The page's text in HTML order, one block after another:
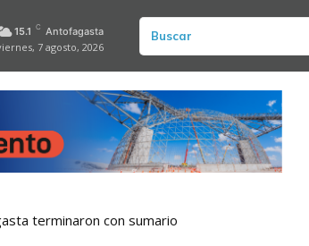
15.1 C Antofagasta
7 agosto, 2026
Buscar
terminaron con sumario